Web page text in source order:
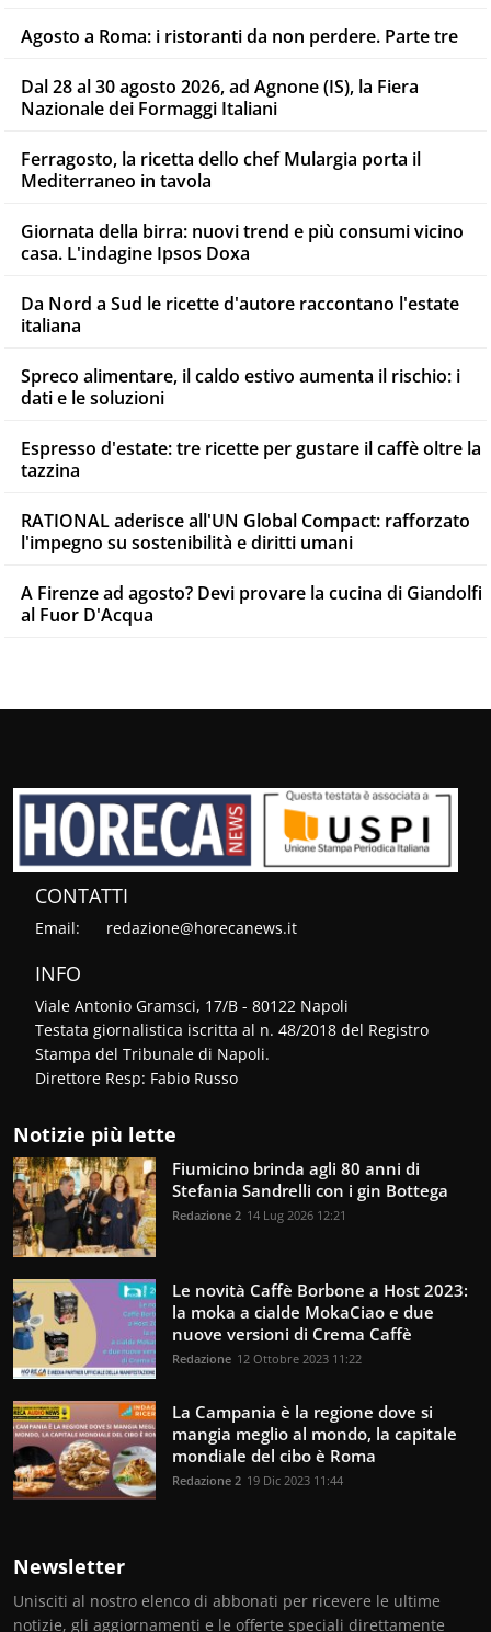
Agosto a Roma: i ristoranti da non perdere. Parte tre
Dal 28 al 30 agosto 2026, ad Agnone (IS), la Fiera
Nazionale dei Formaggi Italiani
Ferragosto, la ricetta dello chef Mulargia porta il
Mediterraneo in tavola
Giornata della birra: nuovi trend e più consumi vicino
casa. L'indagine Ipsos Doxa
Da Nord a Sud le ricette d'autore raccontano l'estate
italiana
Spreco alimentare, il caldo estivo aumenta il rischio: i
dati e le soluzioni
Espresso d'estate: tre ricette per gustare il caffè oltre la
tazzina
RATIONAL aderisce all'UN Global Compact: rafforzato
l'impegno su sostenibilità e diritti umani
A Firenze ad agosto? Devi provare la cucina di Giandolfi
al Fuor D'Acqua
CONTATTI
Email: redazione@horecanews.it
INFO
Viale Antonio Gramsci, 17/B - 80122 Napoli
Testata giornalistica iscritta al n. 48/2018 del Registro
Stampa del Tribunale di Napoli.
Direttore Resp: Fabio Russo
Notizie più lette
Fiumicino brinda agli 80 anni di
Stefania Sandrelli con i gin Bottega
Redazione 2 14 Lug 2026 12:21
Le novità Caffè Borbone a Host 2023:
la moka a cialde MokaCiao e due
nuove versioni di Crema Caffè
Redazione 12 Ottobre 2023 11:22
La Campania è la regione dove si
mangia meglio al mondo, la capitale
mondiale del cibo è Roma
Redazione 2 19 Dic 2023 11:44
Newsletter
Unisciti al nostro elenco di abbonati per ricevere le ultime
notizie, gli aggiornamenti e le offerte speciali direttamente